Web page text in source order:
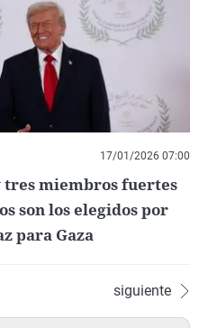
17/01/2026 07:00
tres miembros fuertes
son los elegidos por
para Gaza
siguiente